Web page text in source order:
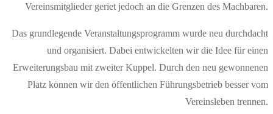
Vereinsmitglieder geriet jedoch an die Grenzen des Machbaren.
Das grundlegende Veranstaltungsprogramm wurde neu durchdacht
und organisiert. Dabei entwickelten wir die Idee für einen
Erweiterungsbau mit zweiter Kuppel. Durch den neu gewonnenen
Platz können wir den öffentlichen Führungsbetrieb besser vom
Vereinsleben trennen.